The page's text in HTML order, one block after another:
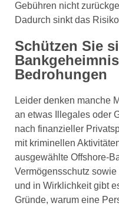
Gebühren nicht
Dadurch sinkt das
Schützen Sie
Bedrohungen
Leider denken manche
an etwas Illegales oder
nach finanzieller
mit kriminellen
ausgewählte Offshore-
Vermögensschutz
und in Wirklichkeit gibt
Gründe, warum eine